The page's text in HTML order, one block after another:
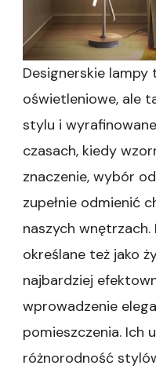
Designerskie
oświetleniowe, ale
stylu i
czasach, kiedy
znaczenie, wybór
zupełnie odmienić
naszych wnętrzach.
określane też jako
najbardziej
wprowadzenie
pomieszczenia. Ich
różnorodność